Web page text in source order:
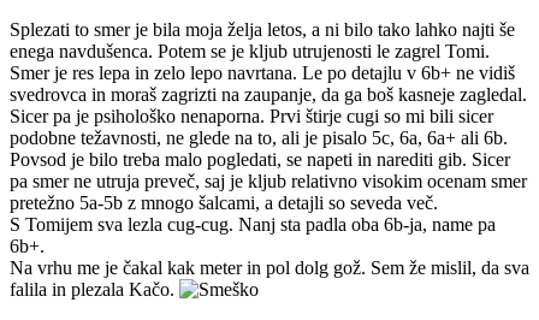
Splezati to smer je bila moja želja letos, a ni bilo tako lahko najti še
enega navdušenca. Potem se je kljub utrujenosti le zagrel Tomi.
Smer je res lepa in zelo lepo navrtana. Le po detajlu v 6b+ ne vidiš
svedrovca in moraš zagrizti na zaupanje, da ga boš kasneje zagledal.
Sicer pa je psihološko nenaporna. Prvi štirje cugi so mi bili sicer
podobne težavnosti, ne glede na to, ali je pisalo 5c, 6a, 6a+ ali 6b.
Povsod je bilo treba malo pogledati, se napeti in narediti gib. Sicer
pa smer ne utruja preveč, saj je kljub relativno visokim ocenam smer
pretežno 5a-5b z mnogo šalcami, a detajli so seveda več.
S Tomijem sva lezla cug-cug. Nanj sta padla oba 6b-ja, name pa
6b+.
Na vrhu me je čakal kak meter in pol dolg gož. Sem že mislil, da sva
falila in plezala Kačo.